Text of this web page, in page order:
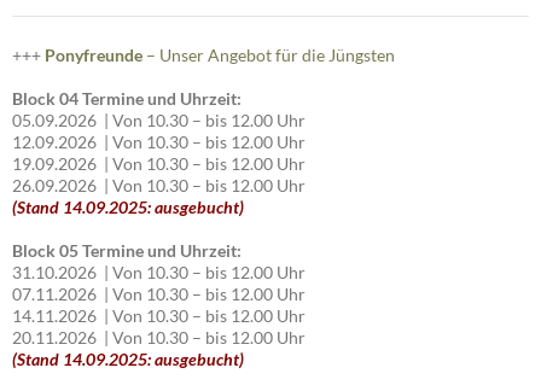
+++ Ponyfreunde – Unser Angebot für die Jüngsten
Block 04 Termine und Uhrzeit:
05.09.2026 | Von 10.30 – bis 12.00 Uhr
12.09.2026 | Von 10.30 – bis 12.00 Uhr
19.09.2026 | Von 10.30 – bis 12.00 Uhr
26.09.2026 | Von 10.30 – bis 12.00 Uhr
(Stand 14.09.2025: ausgebucht)
Block 05 Termine und Uhrzeit:
31.10.2026 | Von 10.30 – bis 12.00 Uhr
07.11.2026 | Von 10.30 – bis 12.00 Uhr
14.11.2026 | Von 10.30 – bis 12.00 Uhr
20.11.2026 | Von 10.30 – bis 12.00 Uhr
(Stand 14.09.2025: ausgebucht)